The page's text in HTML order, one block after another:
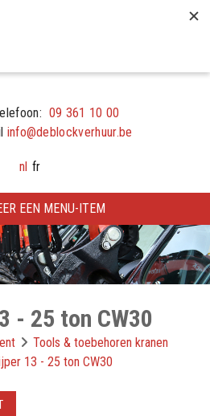
09 361 10 00
info@deblockverhuur.be
nl fr
EEN MENU-ITEM
- 25 ton CW30
Tools & toebehoren kranen
13 - 25 ton CW30